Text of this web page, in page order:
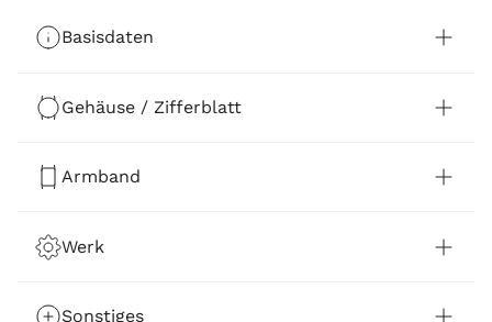
Basisdaten
Gehäuse / Zifferblatt
Armband
Werk
Sonstiges